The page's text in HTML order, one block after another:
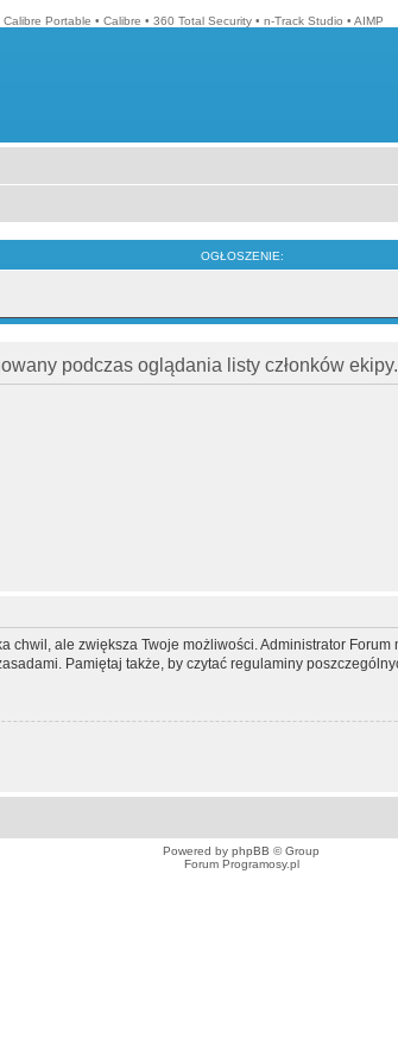
Calibre Portable • Calibre • 360 Total Security • n-Track Studio • AIMP
OGŁOSZENIE:
podczas oglądania listy członków ekipy.
ale zwiększa Twoje możliwości. Administrator
Pamiętaj także, by czytać regulaminy
Powered by phpBB © Group
Forum Programosy.pl